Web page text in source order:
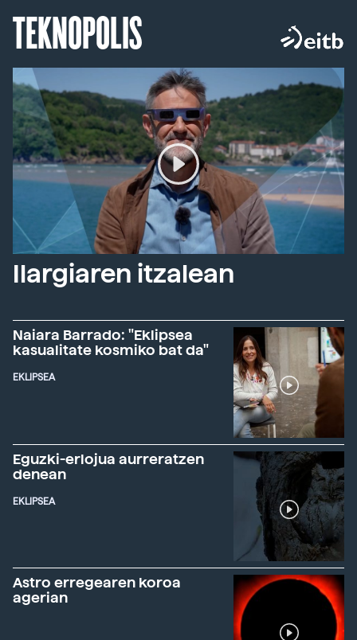
TEKNOPOLIS
Ilargiaren itzalean
Naiara Barrado: "Eklipsea
kasualitate kosmiko bat da"
EKLIPSEA
Eguzki-erlojua aurreratzen
denean
EKLIPSEA
Astro erregearen koroa
agerian